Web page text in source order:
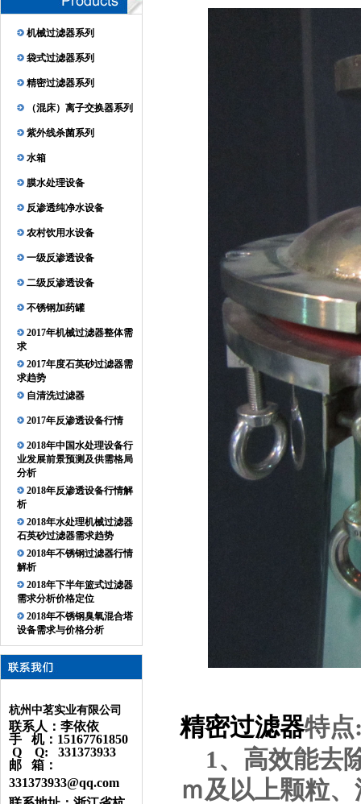
机械过滤器系列
袋式过滤器系列
精密过滤器系列
（混床）离子交换器系列
紫外线杀菌系列
水箱
膜水处理设备
反渗透纯净水设备
农村饮用水设备
一级反渗透设备
二级反渗透设备
不锈钢加药罐
2017年机械过滤器整体需
求
2017年度石英砂过滤器需
求趋势
自清洗过滤器
2017年反渗透设备行情
2018年中国水处理设备行
业发展前景预测及供需格局
分析
2018年反渗透设备行情解
析
2018年水处理机械过滤器
石英砂过滤器需求趋势
2018年不锈钢过滤器行情
解析
2018年下半年篮式过滤器
需求分析价格定位
2018年不锈钢臭氧混合塔
设备需求与价格分析
杭州中茗实业有限公司
联系人：李依依
手 机：15167761850
Q Q: 331373933
邮 箱：
331373933@qq.com
精密过滤器特点
1、高效能去
ｍ及以上颗粒